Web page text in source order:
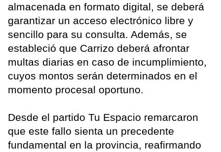
almacenada en formato digital, se deberá
garantizar un acceso electrónico libre y
sencillo para su consulta. Además, se
estableció que Carrizo deberá afrontar
multas diarias en caso de incumplimiento,
cuyos montos serán determinados en el
momento procesal oportuno.
Desde el partido Tu Espacio remarcaron
que este fallo sienta un precedente
fundamental en la provincia, reafirmando